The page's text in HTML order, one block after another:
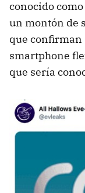
conocido como
un montón de
que confirman
smartphone
que sería